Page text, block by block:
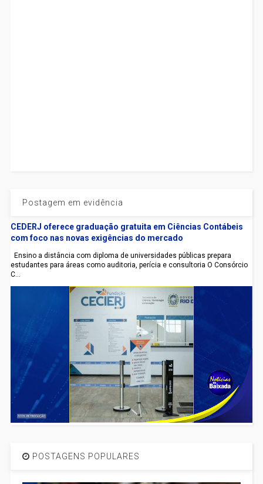
Postagem em evidência
CEDERJ oferece graduação gratuita em Ciências Contábeis
com foco nas novas exigências do mercado
Ensino a distância com diploma de universidades públicas prepara
estudantes para áreas como auditoria, perícia e consultoria O Consórcio
C...
POSTAGENS POPULARES